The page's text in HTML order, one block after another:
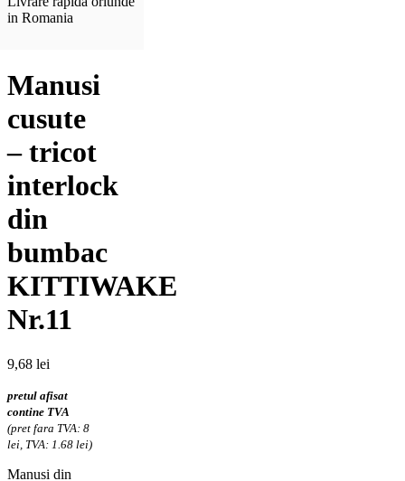
in Romania
Manusi
cusute
– tricot
interlock
din
bumbac
KITTIWAKE
Nr.11
9,68 lei
pretul afisat
contine TVA
(pret fara TVA: 8
lei, TVA: 1.68 lei)
Manusi din